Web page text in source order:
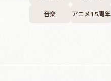
音楽 アニメ15周年